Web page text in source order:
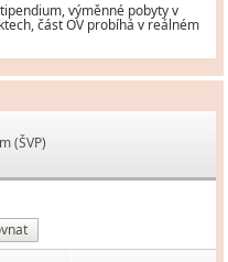
výměnné pobyty v
část OV probíhá v reálném
(ŠVP)